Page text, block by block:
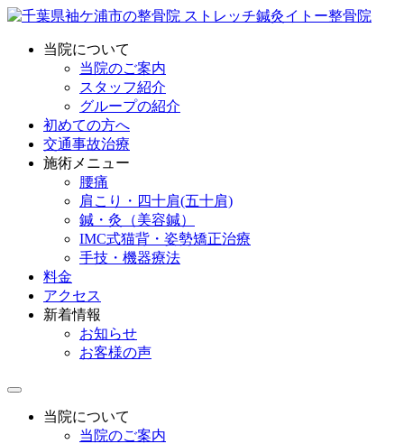
当院について
当院のご案内
スタッフ紹介
グループの紹介
初めての方へ
交通事故治療
施術メニュー
腰痛
肩こり・四十肩(五十肩)
鍼・灸（美容鍼）
IMC式猫背・姿勢矯正治療
手技・機器療法
料金
アクセス
新着情報
お知らせ
お客様の声
当院について
当院のご案内